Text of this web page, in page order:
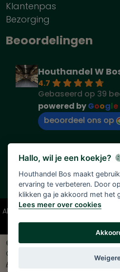
Klantenpas
Bezorging
Beoordelingen
Houthandel W
4.7
Gebaseerd op 39
powered byGoogle
beoordeel ons op
Alle vermelde prijzen zijn onder
Tenzij anders
© 2026 Houthandel Bos|
Ontwikkeld door
Algemene voorwaarden
Hallo, wil je een koekje?
Houthandel Bos maakt
ervaring te verbeteren. Door
klikken ga je akkoord met het
Lees meer over cookies